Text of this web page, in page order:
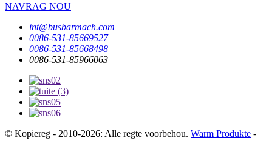
NAVRAG NOU
int@busbarmach.com
0086-531-85669527
0086-531-85668498
0086-531-85966063
© Kopiereg - 2010-2026: Alle regte voorbehou. Warm Produkte -